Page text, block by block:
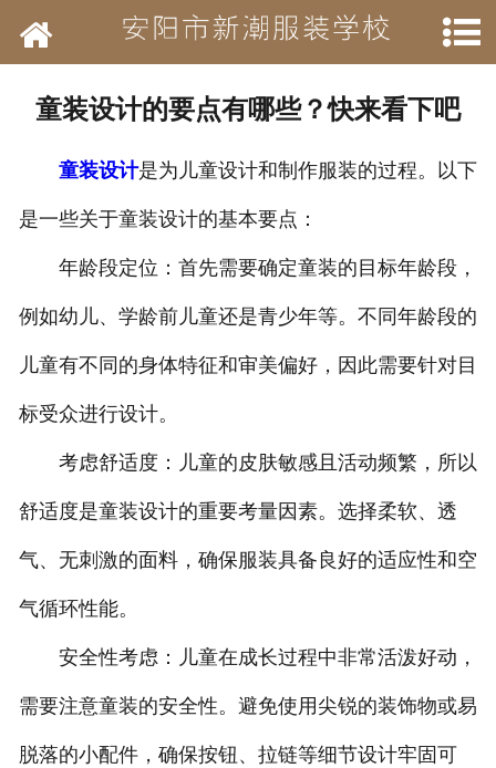
网站首页
结业待遇
承接业务
招聘信息
童装设计的要点有哪些？快来看下吧
童装设计是为儿童设计和制作服装的过程。以下
是一些关于童装设计的基本要点：
年龄段定位：首先需要确定童装的目标年龄段，
例如幼儿、学龄前儿童还是青少年等。不同年龄段的
儿童有不同的身体特征和审美偏好，因此需要针对目
标受众进行设计。
考虑舒适度：儿童的皮肤敏感且活动频繁，所以
舒适度是童装设计的重要考量因素。选择柔软、透
气、无刺激的面料，确保服装具备良好的适应性和空
气循环性能。
安全性考虑：儿童在成长过程中非常活泼好动，
需要注意童装的安全性。避免使用尖锐的装饰物或易
脱落的小配件，确保按钮、拉链等细节设计牢固可